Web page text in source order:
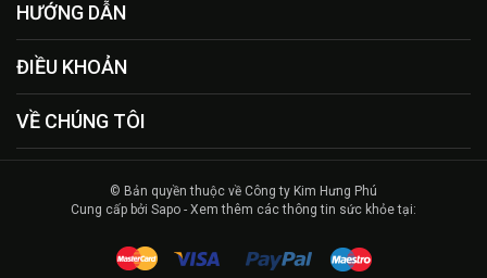
HƯỚNG DẪN
ĐIỀU KHOẢN
VỀ CHÚNG TÔI
© Bản quyền thuộc về Công ty Kim Hưng Phú
Cung cấp bởi Sapo - Xem thêm các thông tin sức khỏe tại: